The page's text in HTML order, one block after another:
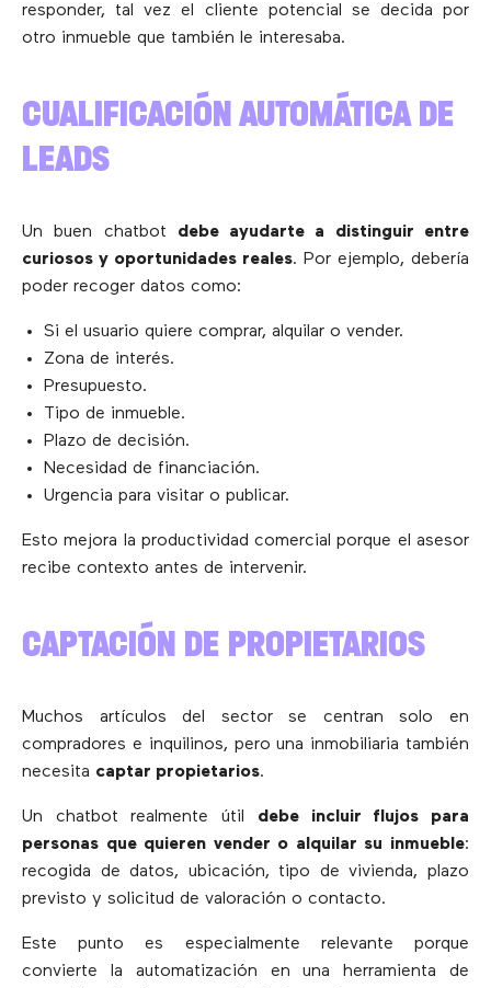
responder, tal vez el cliente potencial se decida por
otro inmueble que también le interesaba.
CUALIFICACIÓN AUTOMÁTICA DE
LEADS
Un buen chatbot debe ayudarte a distinguir entre
curiosos y oportunidades reales. Por ejemplo, debería
poder recoger datos como:
Si el usuario quiere comprar, alquilar o vender.
Zona de interés.
Presupuesto.
Tipo de inmueble.
Plazo de decisión.
Necesidad de financiación.
Urgencia para visitar o publicar.
Esto mejora la productividad comercial porque el asesor
recibe contexto antes de intervenir.
CAPTACIÓN DE PROPIETARIOS
Muchos artículos del sector se centran solo en
compradores e inquilinos, pero una inmobiliaria también
necesita captar propietarios.
Un chatbot realmente útil debe incluir flujos para
personas que quieren vender o alquilar su inmueble:
recogida de datos, ubicación, tipo de vivienda, plazo
previsto y solicitud de valoración o contacto.
Este punto es especialmente relevante porque
convierte la automatización en una herramienta de